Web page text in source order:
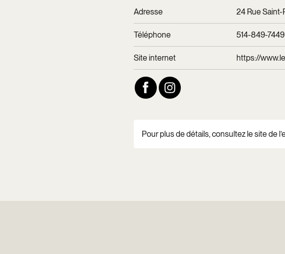
Adresse 24 Rue
Téléphone 514-849-7449
Site internet https://
Pour plus de détails, consultez le site de